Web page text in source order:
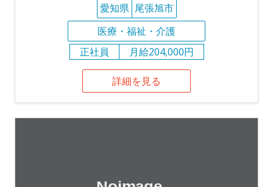
愛知県 尾張旭市
医療・福祉・介護
正社員
月給204,000円
詳細を見る